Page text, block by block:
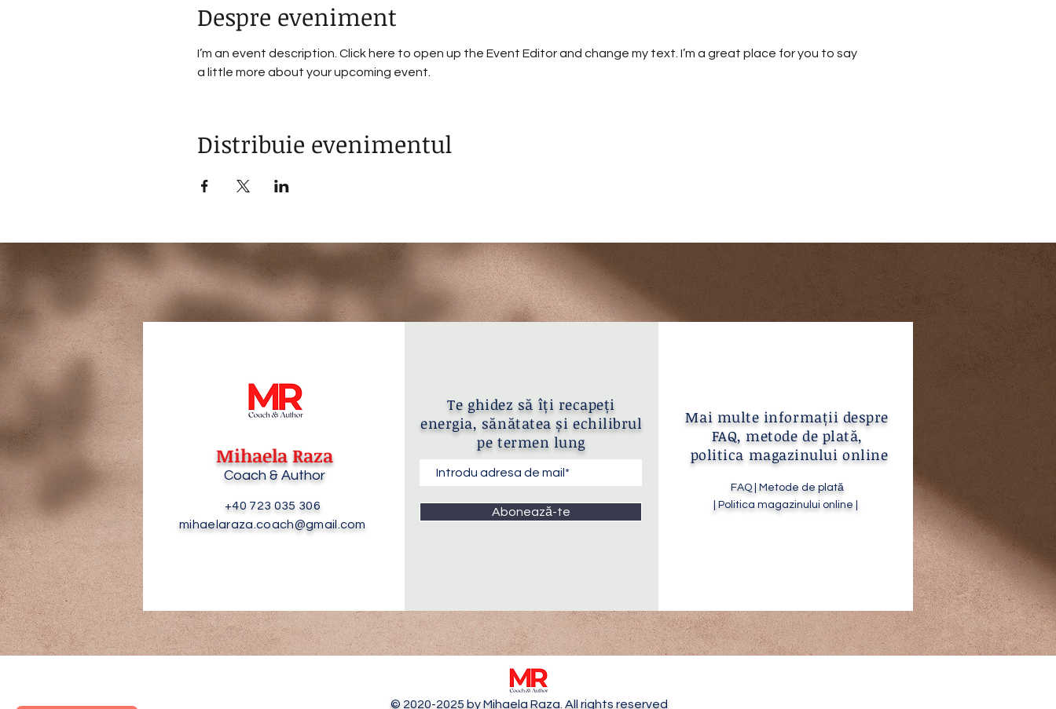
Despre eveniment
I’m an event description. Click here to open up the Event Editor and change my text. I’m a great place for you to say
a little more about your upcoming event.
Distribuie evenimentul
Mihaela Raza
Coach & Author
+40 723 035 306
mihaelaraza.coach@gmail.com
Te ghidez să îți recapeți
energia, sănătatea și echilibrul
pe termen lung
Abonează-te
Mai multe informații despre
FAQ, metode de plată,
politica magazinului online
FAQ | Metode de plată
Politica magazinului online |
© 2020-2025 by Mihaela Raza. All rights reserved